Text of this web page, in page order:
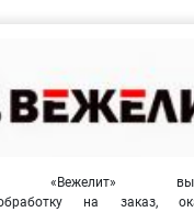
«Вежелит»
на заказ,